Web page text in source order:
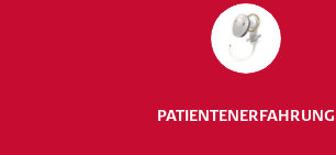
Jetzt abonnieren
German – Austria
PATIENTENERFAHRUNG